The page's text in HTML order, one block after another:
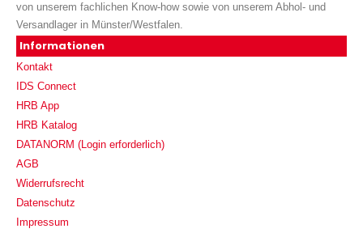
von unserem fachlichen Know-how sowie von unserem Abhol- und
Versandlager in Münster/Westfalen.
Informationen
Kontakt
IDS Connect
HRB App
HRB Katalog
DATANORM (Login erforderlich)
AGB
Widerrufsrecht
Datenschutz
Impressum